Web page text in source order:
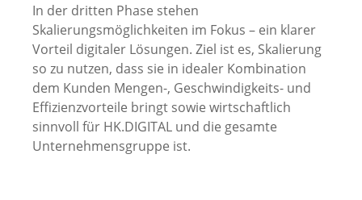
In der dritten Phase stehen
Skalierungsmöglichkeiten im Fokus – ein klarer
Vorteil digitaler Lösungen. Ziel ist es, Skalierung
so zu nutzen, dass sie in idealer Kombination
dem Kunden Mengen-, Geschwindigkeits- und
Effizienzvorteile bringt sowie wirtschaftlich
sinnvoll für HK.DIGITAL und die gesamte
Unternehmensgruppe ist.